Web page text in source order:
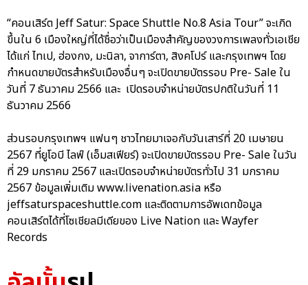
“คอนเสิร์ต Jeff Satur: Space Shuttle No.8 Asia Tour” จะเกิด
ขึ้นใน 6 เมืองใหญ่ที่ได้ชื่อว่าเป็นเมืองสำคัญของวงการเพลงทั่วเอเชีย
ได้แก่ ไทเป, ฮ่องกง, มะนิลา, จาการ์ตา, สิงคโปร์ และกรุงเทพฯ โดย
กำหนดขายบัตรสำหรับเมืองอื่นๆ จะเปิดขายบัตรรอบ Pre- Sale ใน
วันที่ 7 ธันวาคม 2566 และ เปิดรอบจำหน่ายบัตรปกติในวันที่ 11
ธันวาคม 2566
ส่วนรอบกรุงเทพฯ แฟนๆ ชาวไทยมาเจอกับวันเสาร์ที่ 20 เมษายน
2567 ที่ยูโอบี ไลฟ์ (เอ็มสเฟียร์) จะเปิดขายบัตรรอบ Pre- Sale ในวัน
ที่ 29 มกราคม 2567 และเปิดรอบจำหน่ายบัตรทั่วไป 31 มกราคม
2567 ข้อมูลเพิ่มเติม www.livenation.asia หรือ
jeffsaturspaceshuttle.com และติดตามการอัพเดทข้อมูล
คอนเสิร์ตได้ที่โซเชียลมีเดียของ Live Nation และ Wayfer
Records